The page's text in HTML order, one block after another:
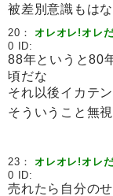
被差別意識もは
20：オレオレ!オレ
0 ID:
88年というと80
頃だな
それ以後イカテ
そういうこと無
23：オレオレ!オレ
0 ID:
売れたら自分の